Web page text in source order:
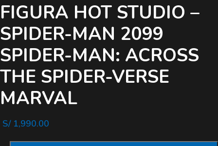
FIGURA HOT STUDIO –
SPIDER-MAN 2099
SPIDER-MAN: ACROSS
THE SPIDER-VERSE
MARVAL
S/1,990.00